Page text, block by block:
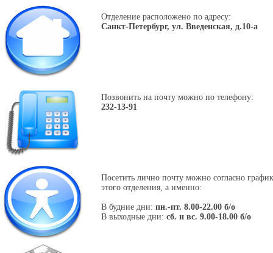
Отделение расположено по адресу:
Санкт-Петербург, ул. Введенская, д.10-а
Позвонить на почту можно по телефону:
232-13-91
Посетить лично почту можно согласно
этого отделения, а именно:
В будние дни: пн.-пт. 8.00-22.00 б/о
В выходные дни: сб. и вс. 9.00-18.00 б/о